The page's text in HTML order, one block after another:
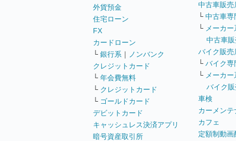
外貨預金
住宅ローン
FX
カードローン
└ 銀行系 ｜
ノンバンク
クレジットカード
└ 年会費無料
└ クレジットカード
└ ゴールドカード
デビットカード
キャッシュレス決済アプリ
暗号資産取引所
中古車販売
└ 中古車専
└ メーカー
中古車販
バイク販売
└ バイク専
└ メーカー
バイク販
車検
カーメンテ
カフェ
定額制動画